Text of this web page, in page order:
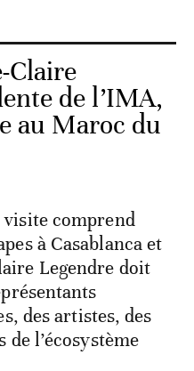
Claire
de l’IMA,
au Maroc du
visite comprend
à Casablanca et
Legendre doit
des artistes, des
l’écosystème